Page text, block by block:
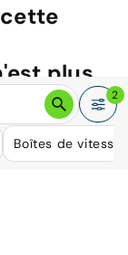
plus
répondre
2
Boîtes de vitesse